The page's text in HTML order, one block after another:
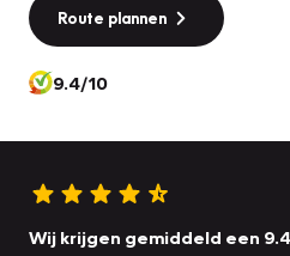
van 08:15 tot 17.30 en
Voor meer informatie bel 046 -
www.autozuyd.nl.
Route plannen
9.4/10
Wij krijgen gemiddeld een 9.4